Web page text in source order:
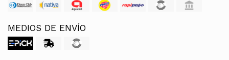
MEDIOS DE ENVÍO